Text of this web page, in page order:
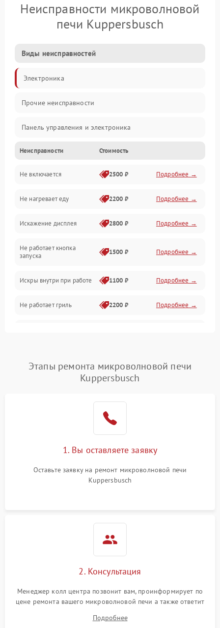
Неисправности микроволновой
печи Kuppersbusch
Виды неисправностей
Электроника
Прочие неисправности
Панель управления и электроника
Дверца и корпус
Механика и внутренние элементы
Механические повреждения
Питание и запуск
Нагрев и приготовление
Программное обеспечение
Неисправности Стоимость
Не включается 2500 ₽ Подробнее →
Не нагревает еду 2200 ₽ Подробнее →
Искажение дисплея 2800 ₽ Подробнее →
Не работает кнопка
запуска
1500 ₽ Подробнее →
Искры внутри при работе 1100 ₽ Подробнее →
Не работает гриль 2200 ₽ Подробнее →
Появление запаха гари Подробнее →
2400 ₽ Подробнее →
2000 ₽
Этапы ремонта микроволновой печи
Kuppersbusch
1. Вы оставляете заявку
Оставьте заявку на ремонт микроволновой печи
Kuppersbusch
2. Консультация
Менеджер колл центра позвонит вам, проинформирует по
цене ремонта вашего микроволновой печи а также ответит
Подробнее